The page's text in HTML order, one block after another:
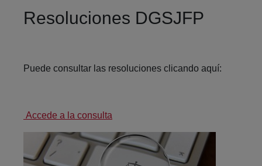
Resoluciones DGSJFP
Puede consultar las resoluciones clicando aquí:
Accede a la consulta